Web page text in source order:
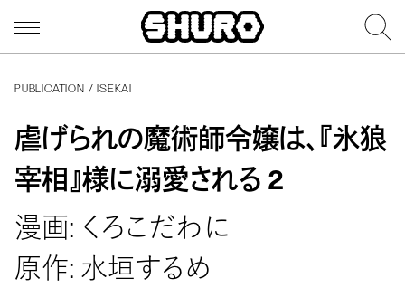
PUBLICATION / ISEKAI
虐げられの魔術師令嬢は、『氷狼
宰相』様に溺愛される 2
漫画: くろこだわに
原作: 水垣するめ